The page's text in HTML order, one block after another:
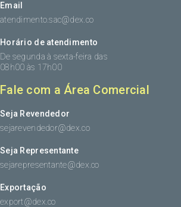
Email
atendimento.sac@dex.co
Horário de atendimento
De segunda à sexta-feira das
08h00 às 17h00
Fale com a Área Comercial
Seja Revendedor
sejarevendedor@dex.co
Seja Representante
sejarepresentante@dex.co
Exportação
export@dex.co